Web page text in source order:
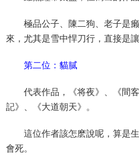
極品公子、陳二狗、老子是
來，尤其是雪中悍刀行，直接是
第二位：貓膩
代表作品，《将夜》、《間
記》、《大道朝天》。
這位作者該怎麽說呢，算是
會死。